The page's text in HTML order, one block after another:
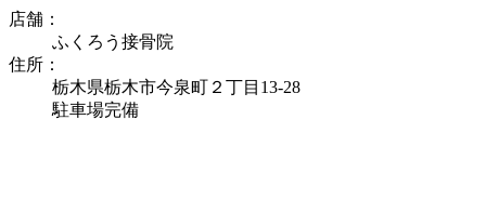
店舗：
ふくろう接骨院
住所：
栃木県栃木市今泉町２丁目13-28
駐車場完備